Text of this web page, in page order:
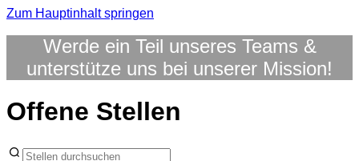
Zum Hauptinhalt springen
Werde ein Teil unseres Teams &
unterstütze uns bei unserer Mission!
Offene Stellen